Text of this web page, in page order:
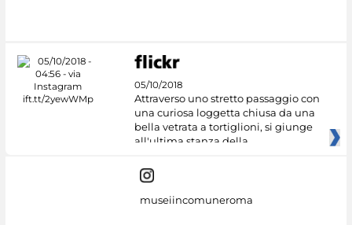
05/10/2018
Attraverso uno stretto passaggio con
una curiosa loggetta chiusa da una
bella vetrata a tortiglioni, si giunge
all'ultima stanza della
museiincomuneroma